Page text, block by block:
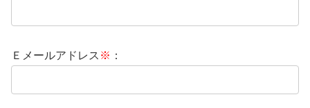
Ｅメールアドレス ※ ：